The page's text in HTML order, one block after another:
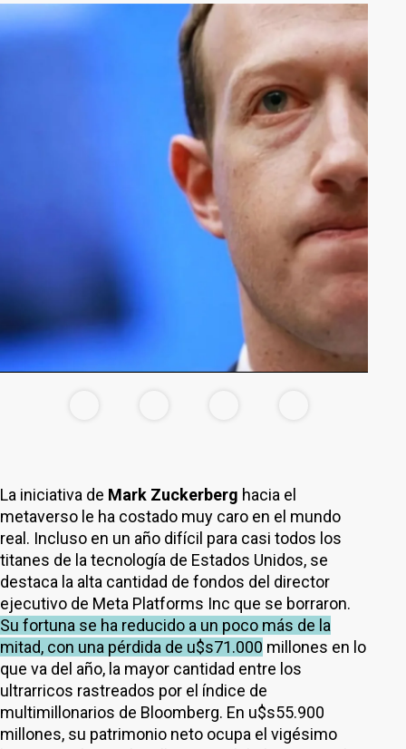
La iniciativa de Mark Zuckerberg hacia el
metaverso le ha costado muy caro en el mundo
real. Incluso en un año difícil para casi todos los
titanes de la tecnología de Estados Unidos, se
destaca la alta cantidad de fondos del director
ejecutivo de Meta Platforms Inc que se borraron.
Su fortuna se ha reducido a un poco más de la
mitad, con una pérdida de u$s71.000 millones en lo
que va del año, la mayor cantidad entre los
ultrarricos rastreados por el índice de
multimillonarios de Bloomberg. En u$s55.900
millones, su patrimonio neto ocupa el vigésimo